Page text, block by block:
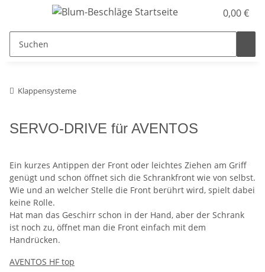
0,00 €
Klappensysteme
SERVO-DRIVE für AVENTOS
Ein kurzes Antippen der Front oder leichtes Ziehen am Griff
genügt und schon öffnet sich die Schrankfront wie von selbst.
Wie und an welcher Stelle die Front berührt wird, spielt dabei
keine Rolle.
Hat man das Geschirr schon in der Hand, aber der Schrank
ist noch zu, öffnet man die Front einfach mit dem
Handrücken.
AVENTOS HF top